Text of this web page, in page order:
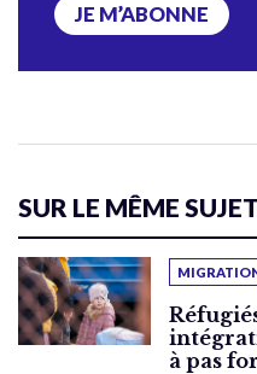
JE M’ABONNE
SUR LE MÊME SUJET
à pas